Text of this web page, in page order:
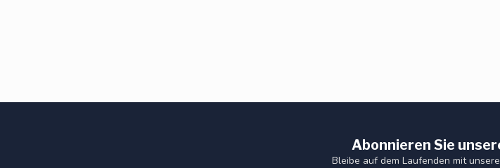
Abonnieren Sie
Bleibe auf dem Laufenden mit